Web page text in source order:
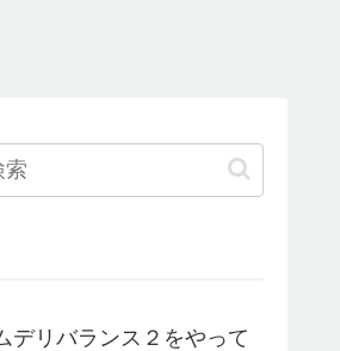
デリバランス２をやって